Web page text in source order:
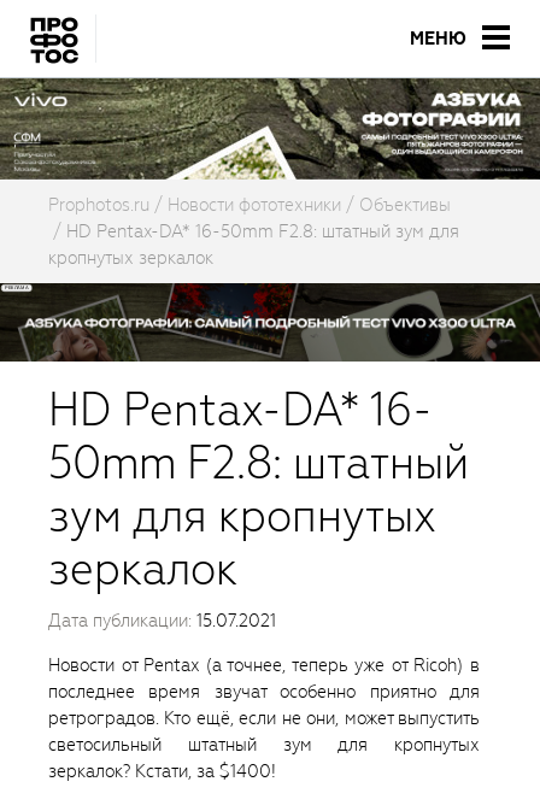
МЕНЮ
Prophotos.ru Новости фототехники
Объективы
HD Pentax-DA* 16-50mm F2.8: штатный зум для
кропнутых зеркалок
HD Pentax-DA* 16-
50mm F2.8: штатный
зум для кропнутых
зеркалок
Дата публикации: 15.07.2021
Новости от Pentax (а точнее, теперь уже от Ricoh) в
последнее время звучат особенно приятно для
ретроградов. Кто ещё, если не они, может выпустить
светосильный штатный зум для кропнутых
зеркалок? Кстати, за $1400!